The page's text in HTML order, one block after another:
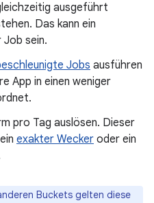
ausgeführt
Das kann ein
Job sein.
Jobs ausführen
App in einen weniger
pro Tag auslösen. Dieser
exakter Wecker oder ein
Buckets gelten diese